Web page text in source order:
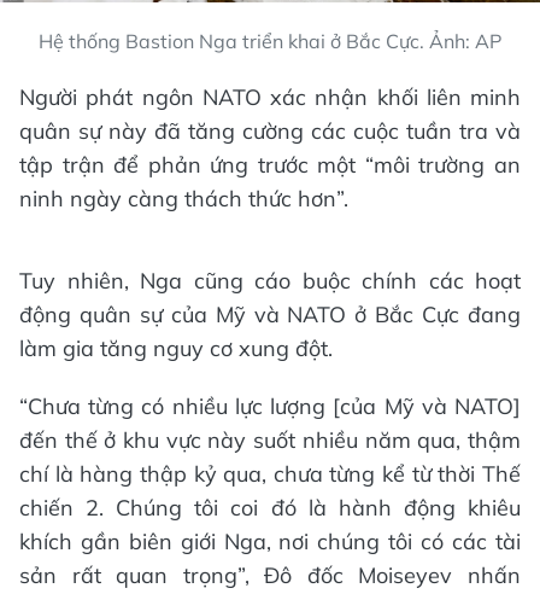
Hệ thống Bastion Nga triển khai ở Bắc Cực. Ảnh: AP
Người phát ngôn NATO xác nhận khối liên minh
quân sự này đã tăng cường các cuộc tuần tra và
tập trận để phản ứng trước một “môi trường an
ninh ngày càng thách thức hơn”.
Tuy nhiên, Nga cũng cáo buộc chính các hoạt
động quân sự của Mỹ và NATO ở Bắc Cực đang
làm gia tăng nguy cơ xung đột.
“Chưa từng có nhiều lực lượng [của Mỹ và NATO]
đến thế ở khu vực này suốt nhiều năm qua, thậm
chí là hàng thập kỷ qua, chưa từng kể từ thời Thế
chiến 2. Chúng tôi coi đó là hành động khiêu
khích gần biên giới Nga, nơi chúng tôi có các tài
sản rất quan trọng”, Đô đốc Moiseyev nhấn